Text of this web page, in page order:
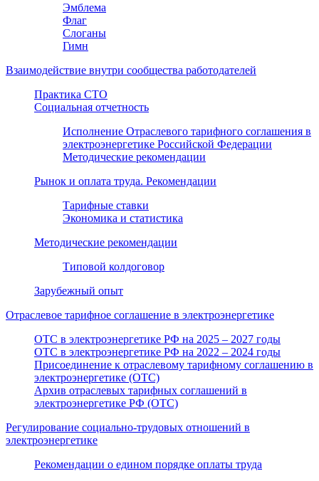
Эмблема
Флаг
Слоганы
Гимн
Взаимодействие внутри сообщества работодателей
Практика СТО
Социальная отчетность
Исполнение Отраслевого тарифного соглашения в
электроэнергетике Российской Федерации
Методические рекомендации
Рынок и оплата труда. Рекомендации
Тарифные ставки
Экономика и статистика
Методические рекомендации
Типовой колдоговор
Зарубежный опыт
Отраслевое тарифное соглашение в электроэнергетике
ОТС в электроэнергетике РФ на 2025 – 2027 годы
ОТС в электроэнергетике РФ на 2022 – 2024 годы
Присоединение к отраслевому тарифному соглашению в
электроэнергетике (ОТС)
Архив отраслевых тарифных соглашений в
электроэнергетике РФ (ОТС)
Регулирование социально-трудовых отношений в
электроэнергетике
Рекомендации о едином порядке оплаты труда